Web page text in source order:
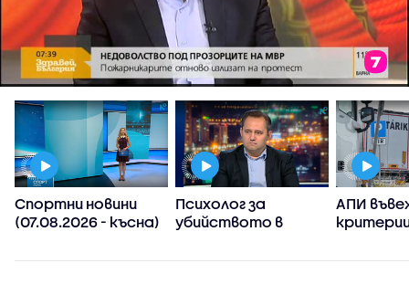
Спортни новини
(07.08.2026 - късна)
Психолог за
убийството в
Възрастните
АПИ